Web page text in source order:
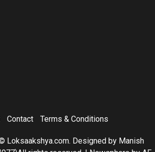
Contact Terms & Conditions
Loksaakshya.com. Designed by Manish